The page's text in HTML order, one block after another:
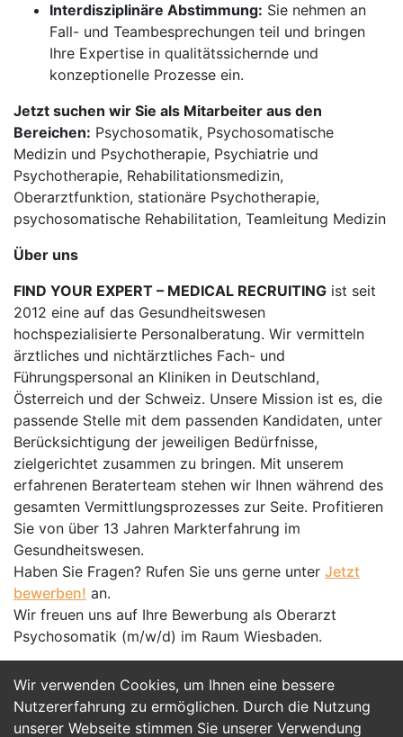
Wir verwenden Cookies, um Ihnen eine bessere
Nutzererfahrung zu ermöglichen. Durch die Nutzung
unserer Webseite stimmen Sie unserer Verwendung
Interdisziplinäre Abstimmung: Sie nehmen an
Fall- und Teambesprechungen teil und bringen
Ihre Expertise in qualitätssichernde und
konzeptionelle Prozesse ein.
Jetzt suchen wir Sie als Mitarbeiter aus den
Bereichen: Psychosomatik, Psychosomatische
Medizin und Psychotherapie, Psychiatrie und
Psychotherapie, Rehabilitationsmedizin,
Oberarztfunktion, stationäre Psychotherapie,
psychosomatische Rehabilitation, Teamleitung Medizin
Über uns
FIND YOUR EXPERT – MEDICAL RECRUITING ist seit
2012 eine auf das Gesundheitswesen
hochspezialisierte Personalberatung. Wir vermitteln
ärztliches und nichtärztliches Fach- und
Führungspersonal an Kliniken in Deutschland,
Österreich und der Schweiz. Unsere Mission ist es, die
passende Stelle mit dem passenden Kandidaten, unter
Berücksichtigung der jeweiligen Bedürfnisse,
zielgerichtet zusammen zu bringen. Mit unserem
erfahrenen Beraterteam stehen wir Ihnen während des
gesamten Vermittlungsprozesses zur Seite. Profitieren
Sie von über 13 Jahren Markterfahrung im
Gesundheitswesen.
Haben Sie Fragen? Rufen Sie uns gerne unter Jetzt
bewerben! an.
Wir freuen uns auf Ihre Bewerbung als Oberarzt
Psychosomatik (m/w/d) im Raum Wiesbaden.
Jetzt Bewerben